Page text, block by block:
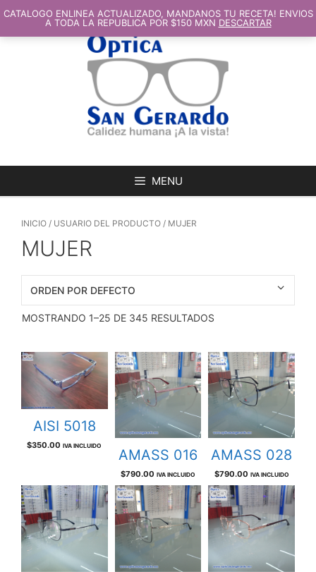
AL
CONTENIDO
MENU
INICIO / USUARIO DEL PRODUCTO / MUJER
MUJER
MOSTRANDO 1–25 DE 345 RESULTADOS
AISI 5018
$350.00 IVA INCLUIDO
AMASS 016
$790.00 IVA INCLUIDO
AMASS 028
$790.00 IVA INCLUIDO
CATALOGO ENLINEA ACTUALIZADO, MANDANOS TU RECETA! ENVIOS
A TODA LA REPUBLICA POR $150 MXN DESCARTAR